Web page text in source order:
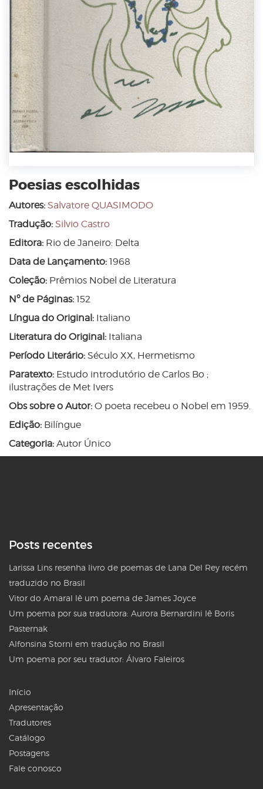
Poesias escolhidas
Autores: Salvatore QUASIMODO
Tradução: Silvio Castro
Editora: Rio de Janeiro: Delta
Data de Lançamento: 1968
Coleção: Prêmios Nobel de Literatura
Nº de Páginas: 152
Língua do Original: Italiano
Literatura do Original: Italiana
Período Literário: Século XX, Hermetismo
Paratexto: Estudo introdutório de Carlos Bo ;
ilustrações de Met Ivers
Obs sobre o Autor: O poeta recebeu o Nobel em 1959.
Edição: Bilíngue
Categoria: Autor Único
Posts recentes
Larissa Lins resenha livro de poemas de Lana Del Rey recém
traduzido no Brasil
Vitor do Amaral lê um poema de James Joyce
Um poema por sua tradutora: Aurora Bernardini lê Boris
Pasternak
Alfonsina Storni em tradução no Brasil
Um poema por seu tradutor: Álvaro Faleiros
Início
Apresentação
Tradutores
Catálogo
Postagens
Fale conosco